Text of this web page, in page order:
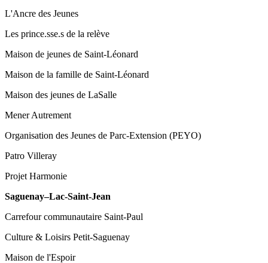
L'Ancre des Jeunes
Les prince.sse.s de la relève
Maison de jeunes de Saint-Léonard
Maison de la famille de Saint-Léonard
Maison des jeunes de LaSalle
Mener Autrement
Organisation des Jeunes de Parc-Extension (PEYO)
Patro Villeray
Projet Harmonie
Saguenay–Lac-Saint-Jean
Carrefour communautaire Saint-Paul
Culture & Loisirs Petit-Saguenay
Maison de l'Espoir